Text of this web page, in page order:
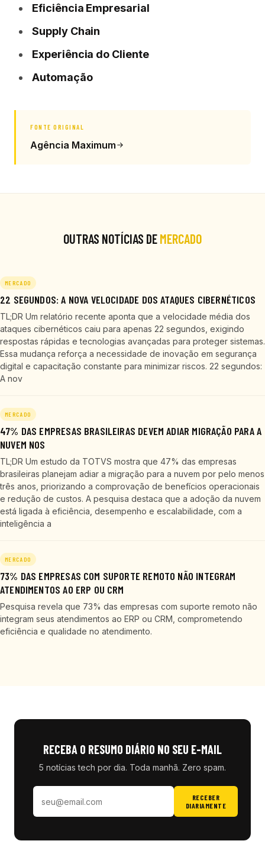
Eficiência Empresarial
Supply Chain
Experiência do Cliente
Automação
FONTE ORIGINAL
Agência Maximum
OUTRAS NOTÍCIAS DEMERCADO
MERCADO
22 SEGUNDOS: A NOVA VELOCIDADE DOS ATAQUES CIBERNÉTICOS
TL;DR Um relatório recente aponta que a velocidade média dos
ataques cibernéticos caiu para apenas 22 segundos, exigindo
respostas rápidas e tecnologias avançadas para proteger sistemas.
Essa mudança reforça a necessidade de inovação em segurança
digital e capacitação constante para minimizar riscos. 22 segundos:
A nov
MERCADO
47% DAS EMPRESAS BRASILEIRAS DEVEM ADIAR MIGRAÇÃO PARA A
NUVEM NOS
TL;DR Um estudo da TOTVS mostra que 47% das empresas
brasileiras planejam adiar a migração para a nuvem por pelo menos
três anos, priorizando a comprovação de benefícios operacionais
e redução de custos. A pesquisa destaca que a adoção da nuvem
está ligada à eficiência, desempenho e escalabilidade, com a
inteligência a
MERCADO
73% DAS EMPRESAS COM SUPORTE REMOTO NÃO INTEGRAM
ATENDIMENTOS AO ERP OU CRM
Pesquisa revela que 73% das empresas com suporte remoto não
integram seus atendimentos ao ERP ou CRM, comprometendo
eficiência e qualidade no atendimento.
RECEBA O RESUMO DIÁRIO NO SEU E-MAIL
5 notícias tech por dia. Toda manhã. Zero spam.
RECEBER
DIARIAMENTE